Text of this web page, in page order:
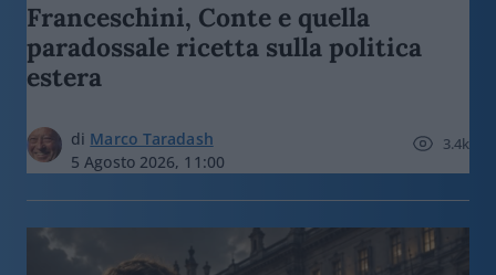
Franceschini, Conte e quella
paradossale ricetta sulla politica
estera
di Marco Taradash
5 Agosto 2026, 11:00
3.4k